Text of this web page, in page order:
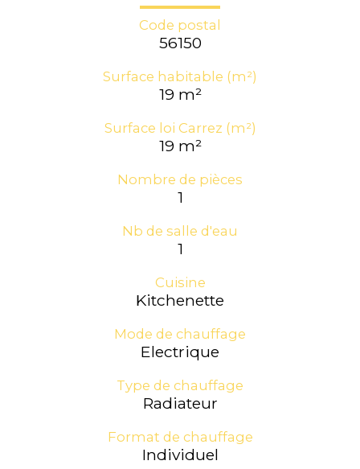
Code postal
56150
Surface habitable (m²)
19 m²
Surface loi Carrez (m²)
19 m²
Nombre de pièces
1
Nb de salle d'eau
1
Cuisine
Kitchenette
Mode de chauffage
Electrique
Type de chauffage
Radiateur
Format de chauffage
Individuel